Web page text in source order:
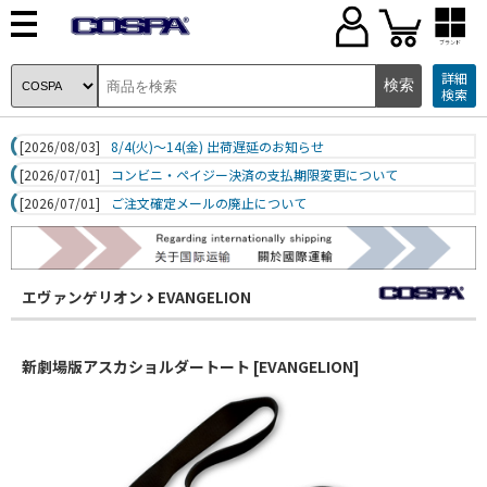
ブランド
詳細
検索
[2026/08/03]
8/4(火)～14(金) 出荷遅延のお知らせ
[2026/07/01]
コンビニ・ペイジー決済の支払期限変更について
[2026/07/01]
ご注文確定メールの廃止について
エヴァンゲリオン EVANGELION
新劇場版アスカショルダートート [EVANGELION]